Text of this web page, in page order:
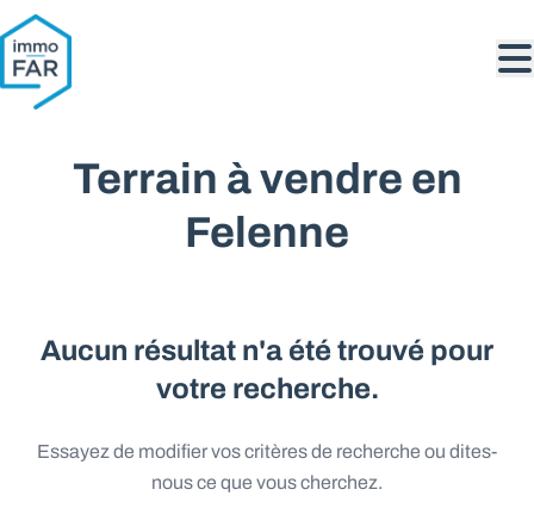
Aller au contenu principal
Terrain à vendre en
Felenne
Aucun résultat n'a été trouvé pour
votre recherche.
Essayez de modifier vos critères de recherche ou dites-
nous ce que vous cherchez.